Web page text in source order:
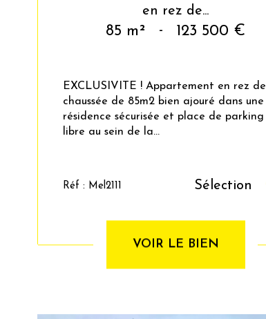
en rez de...
85 m² - 123 500 €
EXCLUSIVITE ! Appartement en rez de
chaussée de 85m2 bien ajouré dans une
résidence sécurisée et place de parking
libre au sein de la...
Réf : Mel2111 Sélection
VOIR LE BIEN